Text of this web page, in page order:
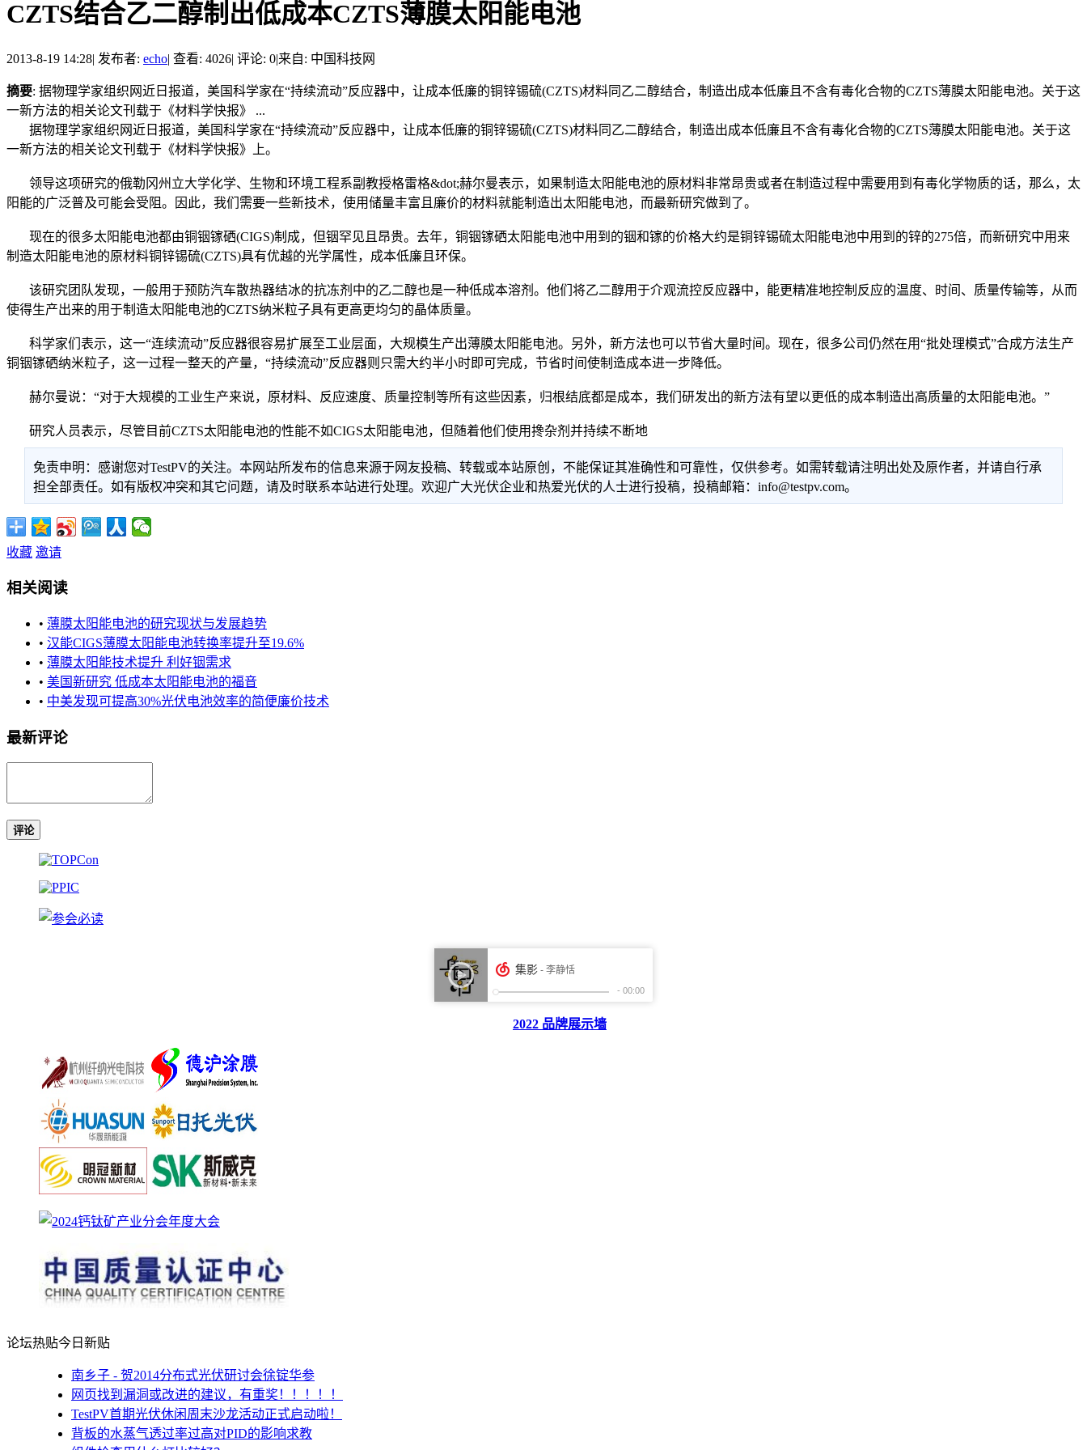
CZTS结合乙二醇制出低成本CZTS薄膜太阳能电池
2013-8-19 14:28| 发布者: echo| 查看: 4026| 评论: 0|来自: 中国科技网
摘要: 据物理学家组织网近日报道，美国科学家在“持续流动”反应器中，让成本低廉的铜锌锡硫(CZTS)材料同乙二醇结合，制造出成本低廉且不含有毒化合物的CZTS薄膜太阳能电池。关于这
一新方法的相关论文刊载于《材料学快报》 ...
据物理学家组织网近日报道，美国科学家在“持续流动”反应器中，让成本低廉的铜锌锡硫(CZTS)材料同乙二醇结合，制造出成本低廉且不含有毒化合物的CZTS薄膜太阳能电池。关于这
一新方法的相关论文刊载于《材料学快报》上。
领导这项研究的俄勒冈州立大学化学、生物和环境工程系副教授格雷格&dot;赫尔曼表示，如果制造太阳能电池的原材料非常昂贵或者在制造过程中需要用到有毒化学物质的话，那么，太
阳能的广泛普及可能会受阻。因此，我们需要一些新技术，使用储量丰富且廉价的材料就能制造出太阳能电池，而最新研究做到了。
现在的很多太阳能电池都由铜铟镓硒(CIGS)制成，但铟罕见且昂贵。去年，铜铟镓硒太阳能电池中用到的铟和镓的价格大约是铜锌锡硫太阳能电池中用到的锌的275倍，而新研究中用来
制造太阳能电池的原材料铜锌锡硫(CZTS)具有优越的光学属性，成本低廉且环保。
该研究团队发现，一般用于预防汽车散热器结冰的抗冻剂中的乙二醇也是一种低成本溶剂。他们将乙二醇用于介观流控反应器中，能更精准地控制反应的温度、时间、质量传输等，从而
使得生产出来的用于制造太阳能电池的CZTS纳米粒子具有更高更均匀的晶体质量。
科学家们表示，这一“连续流动”反应器很容易扩展至工业层面，大规模生产出薄膜太阳能电池。另外，新方法也可以节省大量时间。现在，很多公司仍然在用“批处理模式”合成方法生产
铜铟镓硒纳米粒子，这一过程一整天的产量，“持续流动”反应器则只需大约半小时即可完成，节省时间使制造成本进一步降低。
赫尔曼说：“对于大规模的工业生产来说，原材料、反应速度、质量控制等所有这些因素，归根结底都是成本，我们研发出的新方法有望以更低的成本制造出高质量的太阳能电池。”
研究人员表示，尽管目前CZTS太阳能电池的性能不如CIGS太阳能电池，但随着他们使用搀杂剂并持续不断地
免责申明：感谢您对TestPV的关注。本网站所发布的信息来源于网友投稿、转载或本站原创，不能保证其准确性和可靠性，仅供参考。如需转载请注明出处及原作者，并请自行承
担全部责任。如有版权冲突和其它问题，请及时联系本站进行处理。欢迎广大光伏企业和热爱光伏的人士进行投稿，投稿邮箱：info@testpv.com。
收藏 邀请
相关阅读
• 薄膜太阳能电池的研究现状与发展趋势
• 汉能CIGS薄膜太阳能电池转换率提升至19.6%
• 薄膜太阳能技术提升 利好铟需求
• 美国新研究 低成本太阳能电池的福音
• 中美发现可提高30%光伏电池效率的简便廉价技术
最新评论
评论
2022 品牌展示墙
论坛热贴今日新贴
南乡子 - 贺2014分布式光伏研讨会徐锭华参
网页找到漏洞或改进的建议，有重奖！！！！！
TestPV首期光伏休闲周末沙龙活动正式启动啦！
背板的水蒸气透过率过高对PID的影响求教